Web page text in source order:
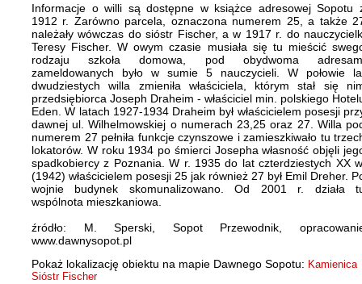
Informacje o willi są dostępne w książce adresowej Sopotu
1912 r. Zarówno parcela, oznaczona numerem 25, a także
należały wówczas do sióstr Fischer, a w 1917 r. do
Teresy Fischer. W owym czasie musiała się tu mieścić
rodzaju szkoła domowa, pod obydwoma
zameldowanych było w sumie 5 nauczycieli. W połowie
dwudziestych willa zmieniła właściciela, którym stał się
przedsiębiorca Joseph Draheim - właściciel min. polskiego
Eden. W latach 1927-1934 Draheim był właścicielem posesji
dawnej ul. Wilhelmowskiej o numerach 23,25 oraz 27. Willa
numerem 27 pełniła funkcje czynszowe i zamieszkiwało tu
lokatorów. W roku 1934 po śmierci Josepha własność objęli
spadkobiercy z Poznania. W r. 1935 do lat czterdziestych XX
(1942) właścicielem posesji 25 jak również 27 był Emil Dreher.
wojnie budynek skomunalizowano. Od 2001 r. działa
wspólnota mieszkaniowa.
źródło: M. Sperski, Sopot Przewodnik,
www.dawnysopot.pl
Pokaż lokalizację obiektu na mapie Dawnego Sopotu: Kamienica
Sióstr Fischer